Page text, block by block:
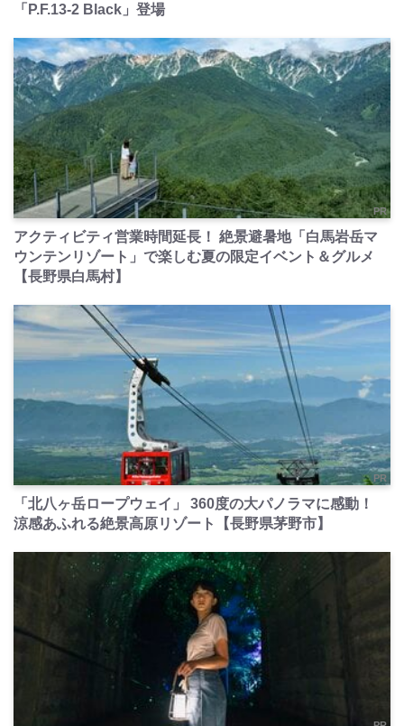
「P.F.13-2 Black」登場
PR
アクティビティ営業時間延長！ 絶景避暑地「白馬岩岳マ
ウンテンリゾート」で楽しむ夏の限定イベント＆グルメ
【長野県白馬村】
PR
「北八ヶ岳ロープウェイ」 360度の大パノラマに感動！
涼感あふれる絶景高原リゾート【長野県茅野市】